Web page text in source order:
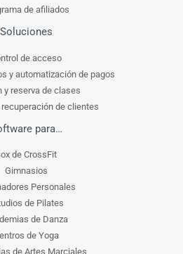
de afiliados
Soluciones
de acceso
y automatización de pagos
y reserva de clases
recuperación de clientes
para…
de CrossFit
Gimnasios
Personales
de Pilates
de Danza
de Yoga
de Artes Marciales